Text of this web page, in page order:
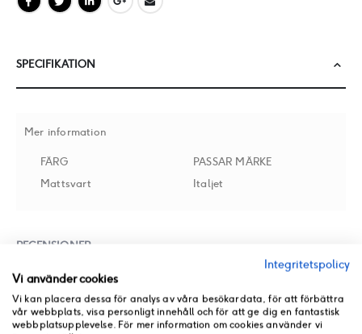
SPECIFIKATION
Mer information
FÄRG
Mattsvart
PASSAR MÄRKE
Italjet
RECENSIONER
BUTIKSLAGER
Integritetspolicy
Vi använder cookies
Vi kan placera dessa för analys av våra besökardata, för att förbättra
vår webbplats, visa personligt innehåll och för att ge dig en fantastisk
webbplatsupplevelse. För mer information om cookies använder vi